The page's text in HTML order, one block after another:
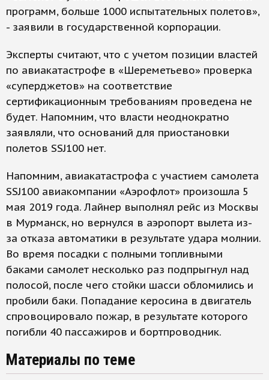
программ, больше 1000 испытательных полетов»,
- заявили в государственной корпорации.
Эксперты считают, что с учетом позиции властей
по авиакатастрофе в «Шереметьево» проверка
«суперджетов» на соответствие
сертификационным требованиям проведена не
будет. Напомним, что власти неоднократно
заявляли, что оснований для приостановки
полетов SSJ100 нет.
Напомним, авиакатастрофа с участием самолета
SSJ100 авиакомпании «Аэрофлот» произошла 5
мая 2019 года. Лайнер выполнял рейс из Москвы
в Мурманск, но вернулся в аэропорт вылета из-
за отказа автоматики в результате удара молнии.
Во время посадки с полными топливными
баками самолет несколько раз подпрыгнул над
полосой, после чего стойки шасси обломились и
пробили баки. Попадание керосина в двигатель
спровоцировало пожар, в результате которого
погибли 40 пассажиров и бортпроводник.
Материалы по теме